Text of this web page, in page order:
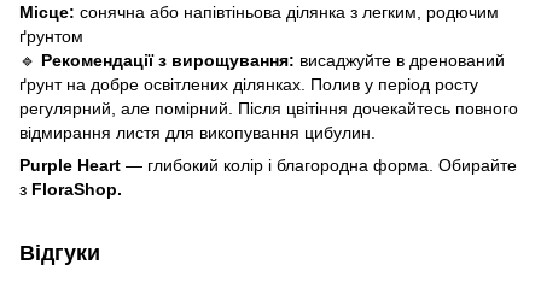
Місце: сонячна або напівтіньова ділянка з легким, родючим
ґрунтом
🔹 Рекомендації з вирощування: висаджуйте в дренований
ґрунт на добре освітлених ділянках. Полив у період росту
регулярний, але помірний. Після цвітіння дочекайтесь повного
відмирання листя для викопування цибулин.
Purple Heart — глибокий колір і благородна форма. Обирайте
з FloraShop.
Відгуки